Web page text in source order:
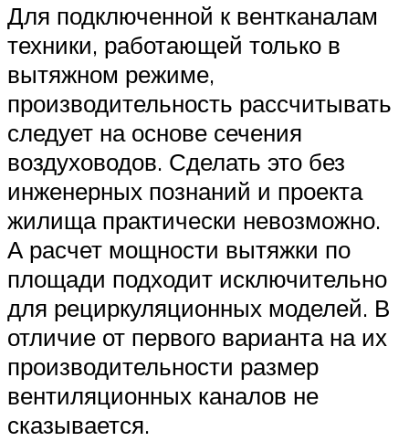
Для подключенной к вентканалам
техники, работающей только в
вытяжном режиме,
производительность рассчитывать
следует на основе сечения
воздуховодов. Сделать это без
инженерных познаний и проекта
жилища практически невозможно.
А расчет мощности вытяжки по
площади подходит исключительно
для рециркуляционных моделей. В
отличие от первого варианта на их
производительности размер
вентиляционных каналов не
сказывается.